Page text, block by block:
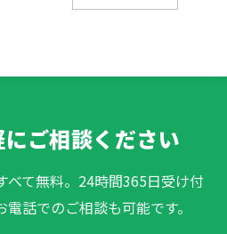
ご相談ください
べて無料。24時間365日受け付
話でのご相談も可能です。